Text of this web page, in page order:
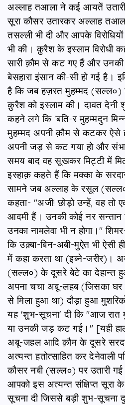
अल्लाह तआला ने कई आयतें
सूरा कौसर उतारकर अल्लाह
तसल्ली भी दी और आपके विरोधियों
भी की। क़ुरैश के इस्लाम विरोधी
सारी क़ौम से कट गए हैं और
बेसहारा इंसान की-सी हो गई है।
है कि जब हज़रत मुहम्मद (सल्ल०)
क़ुरैश को इस्लाम की। दावत
कहने लगे कि 'बति-र मुहम्मदुन
मुहम्मद अपनी क़ौम से कटकर ऐसे
अपनी जड़ से कट गया हो और
समय बाद वह सूखकर मिट्टी में
इस्हाक़ कहते हैं कि मक्का के
सामने जब अल्लाह के रसूल (सल्ल०)
कहता- "अजी! छोड़ो उन्हें, वह
आदमी हैं। उनकी कोई नर सन्तान
उनका नामलेवा भी न होगा।"
कि उक़्बा-बिन-अबी-मुऐत भी ऐसी
में कहा करता था (इब्ने-जरीर)।
(सल्ल०) के दूसरे बेटे का देहान्त
अपना चचा अबू-लहब (जिसका
से मिला हुआ था) दौड़ा हुआ
यह 'शुभ-सूचना' दी कि "आज रात
या उनकी जड़ कट गई।" [यही
अबू-जहल आदि क़ौम के दूसरे
अत्यन्त हतोत्साहित कर देनेवाली
कौसर नबी (सल्ल०) पर उतारी
आपको इस अत्यन्त संक्षिप्त सूरा
सूचना दी जिससे बड़ी शुभ-सूचना